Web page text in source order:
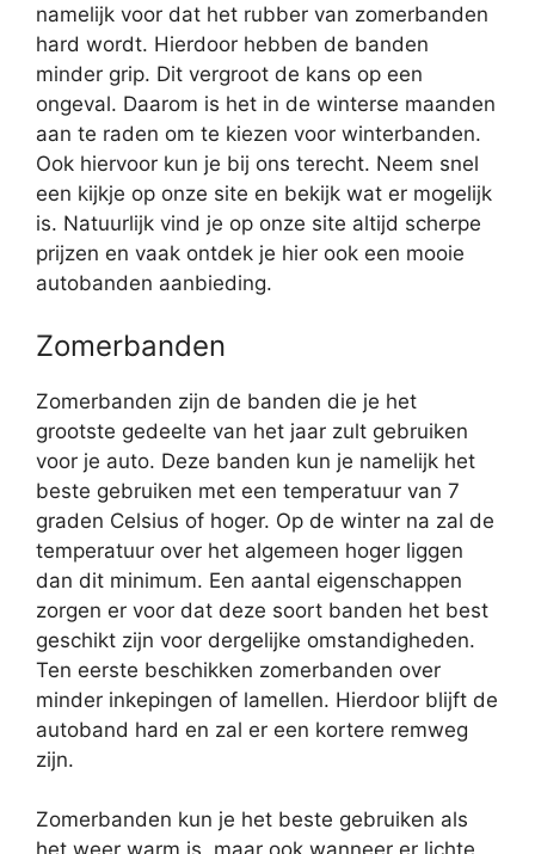
namelijk voor dat het rubber van zomerbanden
hard wordt. Hierdoor hebben de banden
minder grip. Dit vergroot de kans op een
ongeval. Daarom is het in de winterse maanden
aan te raden om te kiezen voor winterbanden.
Ook hiervoor kun je bij ons terecht. Neem snel
een kijkje op onze site en bekijk wat er mogelijk
is. Natuurlijk vind je op onze site altijd scherpe
prijzen en vaak ontdek je hier ook een mooie
autobanden aanbieding.
Zomerbanden
Zomerbanden zijn de banden die je het
grootste gedeelte van het jaar zult gebruiken
voor je auto. Deze banden kun je namelijk het
beste gebruiken met een temperatuur van 7
graden Celsius of hoger. Op de winter na zal de
temperatuur over het algemeen hoger liggen
dan dit minimum. Een aantal eigenschappen
zorgen er voor dat deze soort banden het best
geschikt zijn voor dergelijke omstandigheden.
Ten eerste beschikken zomerbanden over
minder inkepingen of lamellen. Hierdoor blijft de
autoband hard en zal er een kortere remweg
zijn.
Zomerbanden kun je het beste gebruiken als